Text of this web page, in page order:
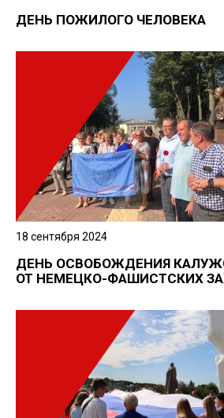
ДЕНЬ ПОЖИЛОГО ЧЕЛОВЕКА
18 сентября 2024
ДЕНЬ ОСВОБОЖДЕНИЯ
ОТ НЕМЕЦКО-ФАШИСТСКИХ